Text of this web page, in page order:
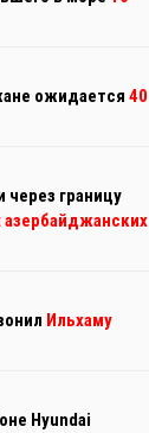
ожидается 40
через границу
Ильхаму
Hyundai